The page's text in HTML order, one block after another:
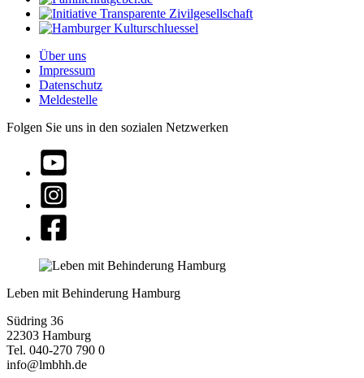
Über uns
Impressum
Datenschutz
Meldestelle
Folgen Sie uns in den sozialen Netzwerken
Leben mit Behinderung Hamburg
Südring 36
22303 Hamburg
Tel. 040-270 790 0
info@lmbhh.de